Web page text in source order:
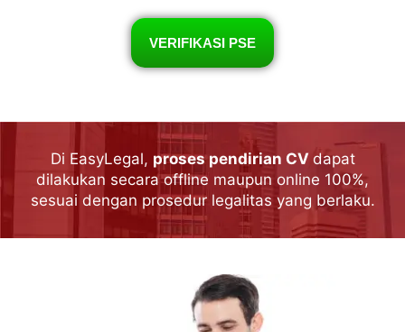
VERIFIKASI PSE
Di EasyLegal, proses pendirian CV dapat
dilakukan secara offline maupun online 100%,
sesuai dengan prosedur legalitas yang berlaku.